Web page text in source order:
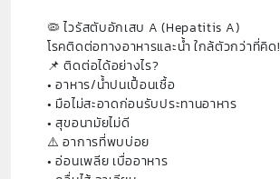
🦠 ไวรัสตับอักเสบ A (Hepatitis A)
โรคติดต่อทางอาหารและน้ำ ใกล้ตัวกว่าที่คิด!
📌 ติดต่อได้อย่างไร?
• อาหาร/น้ำปนเปื้อนเชื้อ
• มือไม่สะอาดก่อนรับประทานอาหาร
• สุขอนามัยไม่ดี
⚠️ อาการที่พบบ่อย
• อ่อนเพลีย เบื่ออาหาร